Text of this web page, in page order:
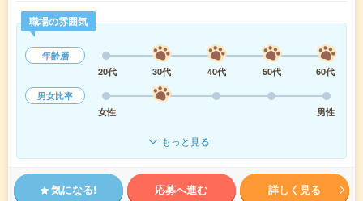
職場の雰囲気
年齢層
20代
30代 40代 50代
60代
男女比率
女性
男性
もっと見る
気になる! 応募へ進む 詳しく見る